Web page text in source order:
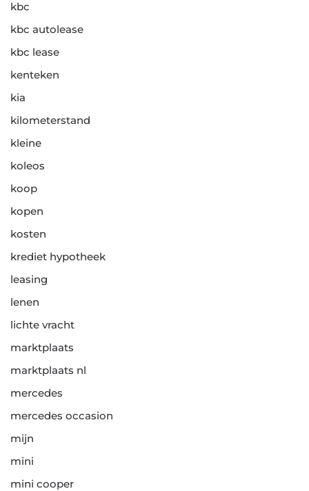
kbc
kbc autolease
kbc lease
kenteken
kia
kilometerstand
kleine
koleos
koop
kopen
kosten
krediet hypotheek
leasing
lenen
lichte vracht
marktplaats
marktplaats nl
mercedes
mercedes occasion
mijn
mini
mini cooper